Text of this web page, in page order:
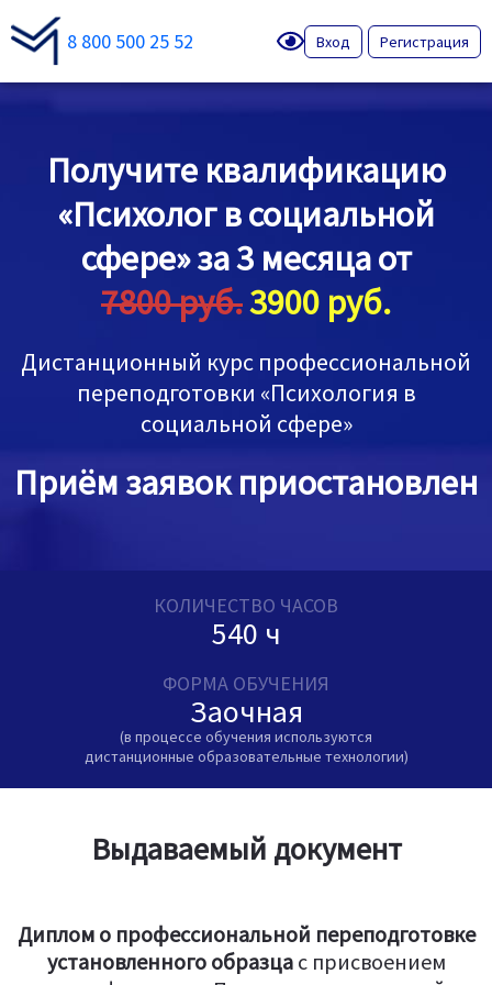
8 800 500 25 52 Вход Регистрация
Получите квалификацию
«Психолог в социальной
сфере» за 3 месяца от
7800 руб.3900 руб.
Дистанционный курс профессиональной
переподготовки «Психология в
социальной сфере»
Приём заявок приостановлен
КОЛИЧЕСТВО ЧАСОВ
540 ч
ФОРМА ОБУЧЕНИЯ
Заочная
(в процессе обучения используются
дистанционные образовательные технологии)
Выдаваемый документ
Диплом о профессиональной переподготовке
установленного образцаc присвоением